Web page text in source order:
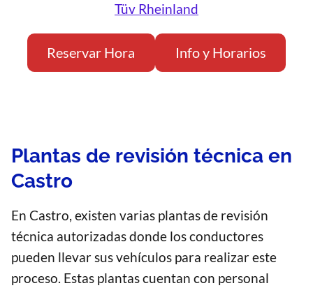
Tüv Rheinland
Reservar Hora Info y Horarios
Plantas de revisión técnica en
Castro
En Castro, existen varias plantas de revisión
técnica autorizadas donde los conductores
pueden llevar sus vehículos para realizar este
proceso. Estas plantas cuentan con personal